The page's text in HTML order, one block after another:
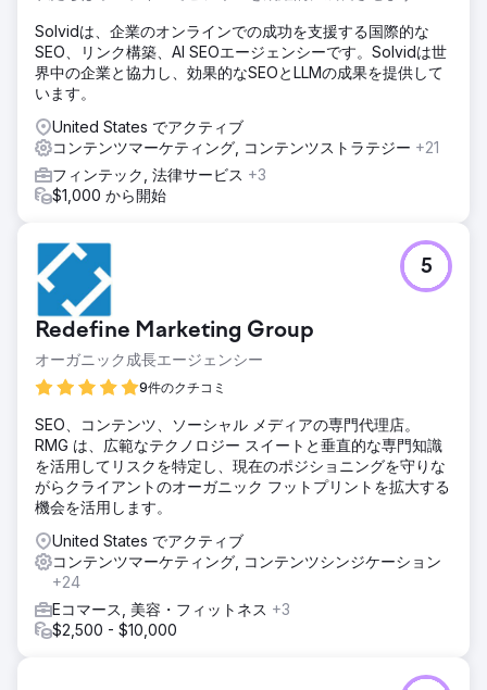
Solvidは、企業のオンラインでの成功を支援する国際的な
SEO、リンク構築、AI SEOエージェンシーです。Solvidは世
界中の企業と協力し、効果的なSEOとLLMの成果を提供して
います。
United States でアクティブ
コンテンツマーケティング, コンテンツストラテジー +21
フィンテック, 法律サービス +3
$1,000 から開始
Redefine Marketing Group
オーガニック成長エージェンシー
9件のクチコミ
5
SEO、コンテンツ、ソーシャル メディアの専門代理店。
RMG は、広範なテクノロジー スイートと垂直的な専門知識
を活用してリスクを特定し、現在のポジショニングを守りな
がらクライアントのオーガニック フットプリントを拡大する
機会を活用します。
United States でアクティブ
コンテンツマーケティング, コンテンツシンジケーション
+24
Eコマース, 美容・フィットネス +3
$2,500 - $10,000